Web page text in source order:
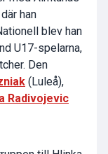
han
blev han
U17-spelarna,
Den
(Luleå),
Radivojevic